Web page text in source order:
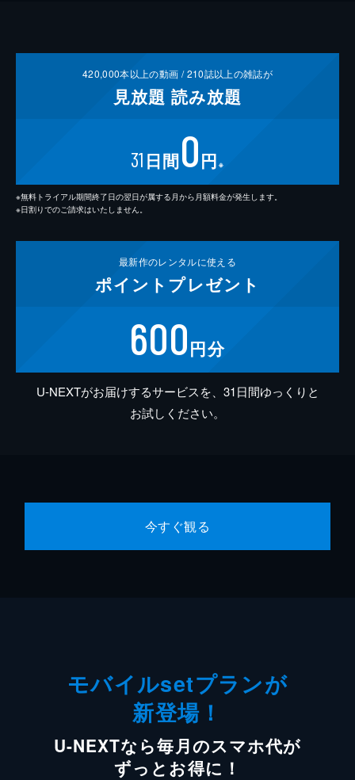
420,000本以上の動画 /210誌以上の雑誌が
見放題 読み放題
31 日間0円 ※
※無料トライアル期間終了日の翌日が属する月から月額料金が発生します。
※日割りでのご請求はいたしません。
最新作のレンタルに使える
ポイント プレゼント
600円分
U-NEXTがお届けするサービスを、31日間ゆっくりと
お試しください。
今すぐ観る
モバイルsetプランが
新登場！
U-NEXTなら毎月のスマホ代が
ずっとお得に！